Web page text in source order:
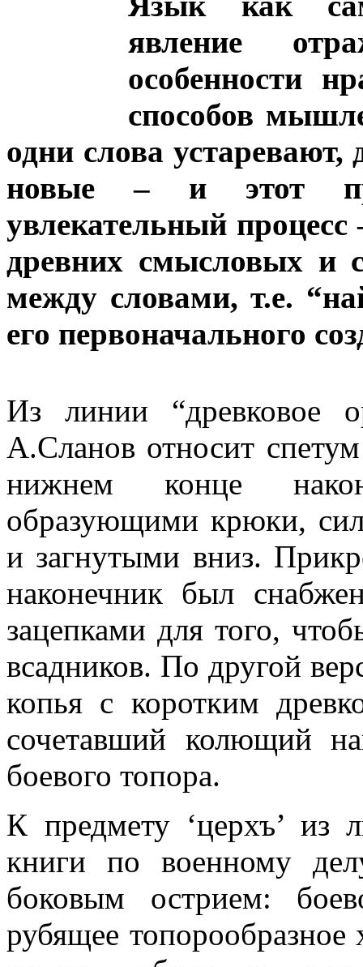
явление
особенности
способов
одни слова
новые – и этот
увлекательный процесс
древних смысловых и
между словами, т.е.
его первоначального
Из линии “древковое
А.Сланов относит
нижнем конце
образующими крюки,
и загнутыми вниз.
наконечник был
зацепками для того,
всадников. По другой
копья с коротким
сочетавший колющий
боевого топора.
К предмету ‘церхъ’ из
книги по военному
боковым острием:
рубящее